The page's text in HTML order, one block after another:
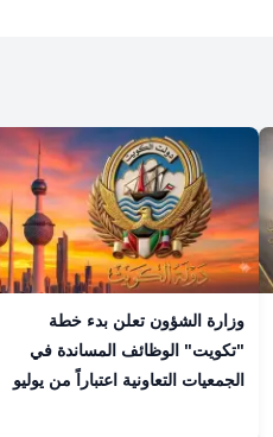
​وزارة الشؤون تعلن بدء خطة
"تكويت" الوظائف المساندة في
الجمعيات التعاونية اعتباراً من يوليو